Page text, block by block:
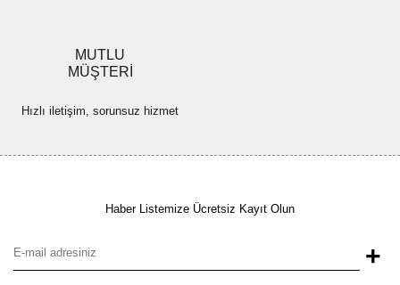
MUTLU
MÜŞTERİ
Hızlı iletişim, sorunsuz hizmet
Haber Listemize Ücretsiz Kayıt Olun
+